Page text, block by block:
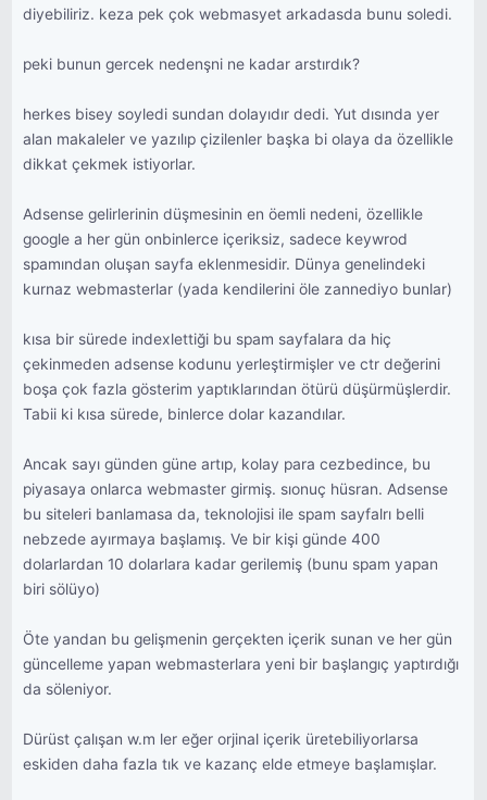
diyebiliriz. keza pek çok webmasyet arkadasda bunu soledi.
peki bunun gercek nedenşni ne kadar arstırdık?
herkes bisey soyledi sundan dolayıdır dedi. Yut dısında yer
alan makaleler ve yazılıp çizilenler başka bi olaya da özellikle
dikkat çekmek istiyorlar.
Adsense gelirlerinin düşmesinin en öemli nedeni, özellikle
google a her gün onbinlerce içeriksiz, sadece keywrod
spamından oluşan sayfa eklenmesidir. Dünya genelindeki
kurnaz webmasterlar (yada kendilerini öle zannediyo bunlar)
kısa bir sürede indexlettiği bu spam sayfalara da hiç
çekinmeden adsense kodunu yerleştirmişler ve ctr değerini
boşa çok fazla gösterim yaptıklarından ötürü düşürmüşlerdir.
Tabii ki kısa sürede, binlerce dolar kazandılar.
Ancak sayı günden güne artıp, kolay para cezbedince, bu
piyasaya onlarca webmaster girmiş. sıonuç hüsran. Adsense
bu siteleri banlamasa da, teknolojisi ile spam sayfalrı belli
nebzede ayırmaya başlamış. Ve bir kişi günde 400
dolarlardan 10 dolarlara kadar gerilemiş (bunu spam yapan
biri sölüyo)
Öte yandan bu gelişmenin gerçekten içerik sunan ve her gün
güncelleme yapan webmasterlara yeni bir başlangıç yaptırdığı
da söleniyor.
Dürüst çalışan w.m ler eğer orjinal içerik üretebiliyorlarsa
eskiden daha fazla tık ve kazanç elde etmeye başlamışlar.